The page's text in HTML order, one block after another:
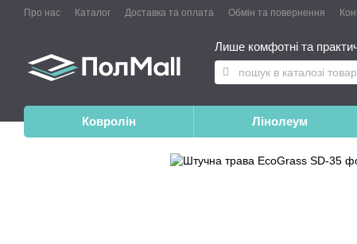
Про нас Каталог Доставка та оплата Обмін та повернення
Лише комфотні та
Ковролін Лінолеум